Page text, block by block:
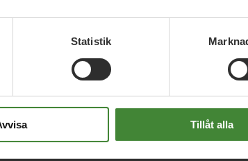
Statistik
Tillåt alla
Slutet